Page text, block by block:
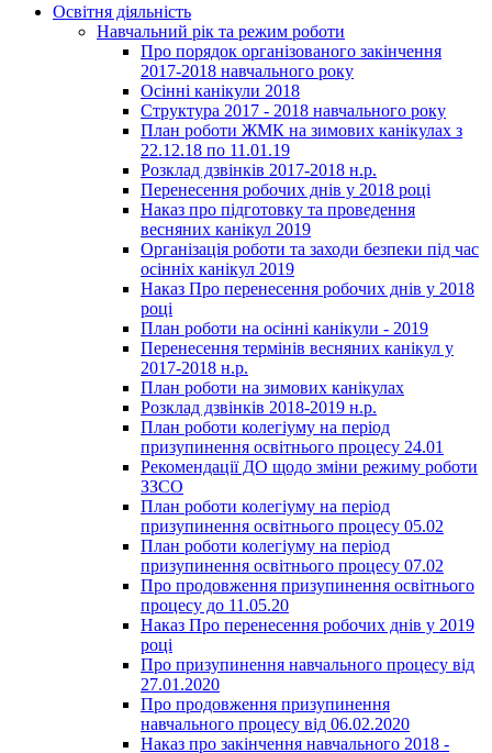
Освітня діяльність
Навчальний рік та режим роботи
Про порядок організованого закінчення
2017-2018 навчального року
Осінні канікули 2018
Структура 2017 - 2018 навчального року
План роботи ЖМК на зимових канікулах з
22.12.18 по 11.01.19
Розклад дзвінків 2017-2018 н.р.
Перенесення робочих днів у 2018 році
Наказ про підготовку та проведення
весняних канікул 2019
Організація роботи та заходи безпеки під час
осінніх канікул 2019
Наказ Про перенесення робочих днів у 2018
році
План роботи на осінні канікули - 2019
Перенесення термінів весняних канікул у
2017-2018 н.р.
План роботи на зимових канікулах
Розклад дзвінків 2018-2019 н.р.
План роботи колегіуму на період
призупинення освітнього процесу 24.01
Рекомендації ДО щодо зміни режиму роботи
ЗЗСО
План роботи колегіуму на період
призупинення освітнього процесу 05.02
План роботи колегіуму на період
призупинення освітнього процесу 07.02
Про продовження призупинення освітнього
процесу до 11.05.20
Наказ Про перенесення робочих днів у 2019
році
Про призупинення навчального процесу від
27.01.2020
Про продовження призупинення
навчального процесу від 06.02.2020
Наказ про закінчення навчального 2018 -